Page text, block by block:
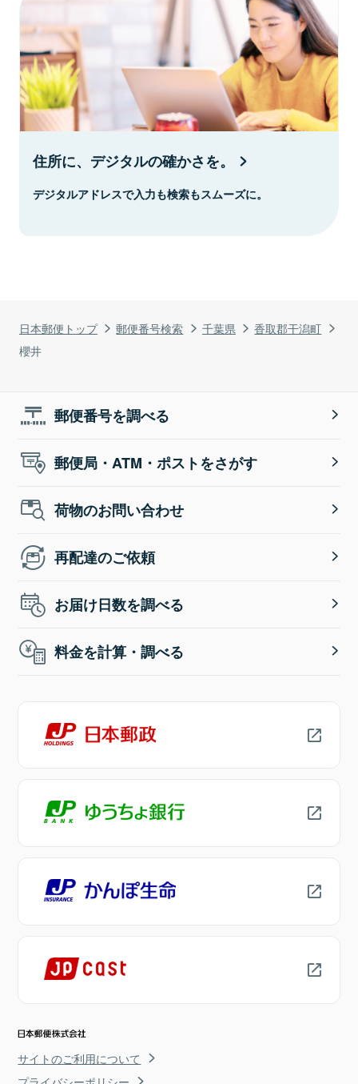
日本郵便トップ 郵便番号検索 千葉県
香取郡干潟町
櫻井
住所に、デジタルの確かさを。
デジタルアドレスで入力も検索もスムーズに。
郵便番号を調べる
郵便局・ATM・ポストをさがす
荷物のお問い合わせ
再配達のご依頼
お届け日数を調べる
料金を計算・調べる
サイトのご利用について